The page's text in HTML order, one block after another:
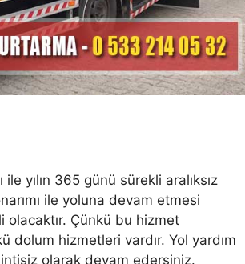
yılın 365 günü sürekli aralıksız
ile yoluna devam etmesi
olacaktır. Çünkü bu hizmet
dolum hizmetleri vardır. Yol yardım
olarak devam edersiniz.